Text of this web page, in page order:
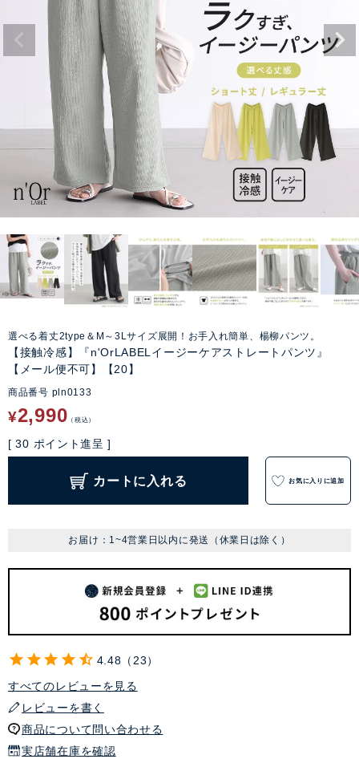
選べる着丈2type＆M～3Lサイズ展開！お手入れ簡単、楊柳パンツ。
【接触冷感】『n'OrLABELイージーケアストレートパンツ』
【メール便不可】【20】
商品番号 pln0133
¥2,990 税込
[ 30 ポイント進呈 ]
カートに入れる お気に入りに追加
お届け：1~4営業日以内に発送（休業日は除く）
4.48
23
すべてのレビューを見る
レビューを書く
商品について問い合わせる
実店舗在庫を確認